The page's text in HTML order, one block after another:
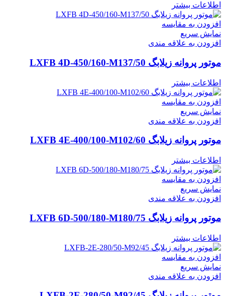
اطلاعات بیشتر
افزودن به مقایسه
نمایش سریع
افزودن به علاقه مندی
موتور پروانه زیلابگ LXFB 4D-450/160-M137/50
اطلاعات بیشتر
افزودن به مقایسه
نمایش سریع
افزودن به علاقه مندی
موتور پروانه زیلابگ LXFB 4E-400/100-M102/60
اطلاعات بیشتر
افزودن به مقایسه
نمایش سریع
افزودن به علاقه مندی
موتور پروانه زیلابگ LXFB 6D-500/180-M180/75
اطلاعات بیشتر
افزودن به مقایسه
نمایش سریع
افزودن به علاقه مندی